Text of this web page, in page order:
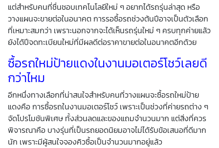
แต่สำหรับคนที่ชื่นชอบเทคโนโลยีใหม่ ๆ อยากได้รถรุ่นล่าสุด หรือ
วางแผนจะขายต่อในอนาคต การรอซื้อรถช่วงต้นปีอาจเป็นตัวเลือก
ที่เหมาะสมกว่า เพราะนอกจากจะได้เห็นรถรุ่นใหม่ ๆ ครบทุกค่ายแล้ว
ยังได้ปีจดทะเบียนใหม่ที่มีผลดีต่อราคาขายต่อในอนาคตอีกด้วย
ซื้อรถใหม่ป้ายแดงในงานมอเตอร์โชว์เลยดี
กว่าไหม
อีกหนึ่งทางเลือกที่น่าสนใจสำหรับคนที่วางแผนจะซื้อรถใหม่ป้าย
แดงคือ การซื้อรถในงานมอเตอร์โชว์ เพราะเป็นช่วงที่ค่ายรถต่าง ๆ
จัดโปรโมชันพิเศษ ทั้งส่วนลดและของแถมจำนวนมาก แต่สิ่งที่ควร
พิจารณาคือ บางรุ่นที่เป็นรถยอดนิยมอาจไม่ได้รับข้อเสนอที่ดีมาก
นัก เพราะมีผู้สนใจจองคิวซื้อเป็นจำนวนมากอยู่แล้ว